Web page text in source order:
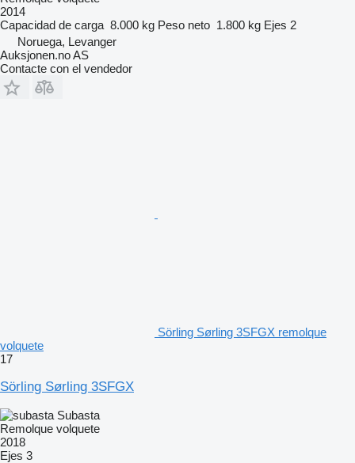
2014
Capacidad de carga 8.000 kg Peso neto 1.800 kg Ejes 2
Noruega, Levanger
Auksjonen.no AS
Contacte con el vendedor
Sörling Sørling 3SFGX remolque
volquete
17
Sörling Sørling 3SFGX
Subasta
Remolque volquete
2018
Ejes 3